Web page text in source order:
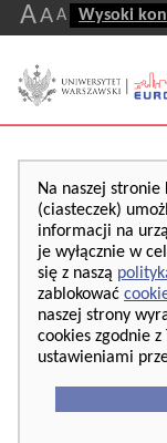
AA A Wysoki
Na naszej stronie
(ciasteczek)
informacji na
je wyłącznie w
się z naszą
zablokować
naszej strony
cookies zgodnie
ustawieniami